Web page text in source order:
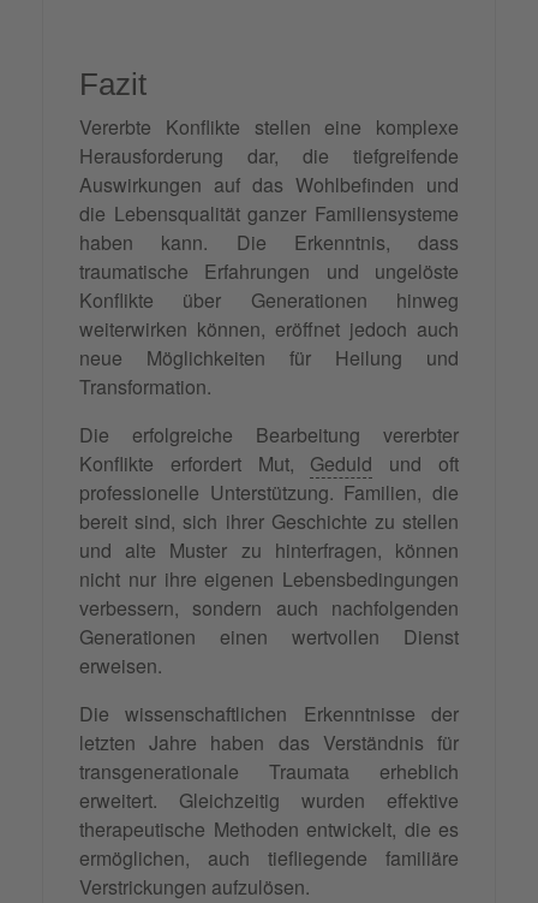
Fazit
Vererbte Konflikte stellen eine komplexe
Herausforderung dar, die tiefgreifende
Auswirkungen auf das Wohlbefinden und
die Lebensqualität ganzer Familiensysteme
haben kann. Die Erkenntnis, dass
traumatische Erfahrungen und ungelöste
Konflikte über Generationen hinweg
weiterwirken können, eröffnet jedoch auch
neue Möglichkeiten für Heilung und
Transformation.
Die erfolgreiche Bearbeitung vererbter
Konflikte erfordert Mut, Geduld und oft
professionelle Unterstützung. Familien, die
bereit sind, sich ihrer Geschichte zu stellen
und alte Muster zu hinterfragen, können
nicht nur ihre eigenen Lebensbedingungen
verbessern, sondern auch nachfolgenden
Generationen einen wertvollen Dienst
erweisen.
Die wissenschaftlichen Erkenntnisse der
letzten Jahre haben das Verständnis für
transgenerationale Traumata erheblich
erweitert. Gleichzeitig wurden effektive
therapeutische Methoden entwickelt, die es
ermöglichen, auch tiefliegende familiäre
Verstrickungen aufzulösen.